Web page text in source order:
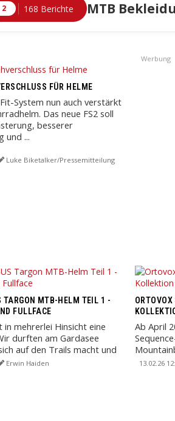
MTB
2 168 Berichte
FÜR HELME
System nun auch verstärkt
Das neue FS2 soll
besserer
und ...
Luke Biketalker/Pressemitteilung
Werbung
TARGON MTB-HELM TEIL 1 -
FULLFACE
in mehrerlei Hinsicht eine
durften am Gardasee
auf den Trails macht und
Erwin Haiden
Ab April
den
13.02.26